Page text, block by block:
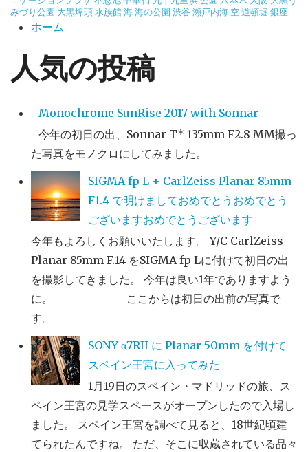
みづり公園 大黒埠頭 水族館海海の公園 渋谷瀬戸内海 空道頓堀 銀座
ホーム
人気の投稿
Monochrome SunRise 2017 with Sonnar
今年の初日の出、Sonnar T* 135mm F2.8 MM撮っ
た写真をモノクロにしてみました。
SIGMA fp L + CarlZeiss Planar 85mm
F1.4 で明けましておめでとうおめでとう
ございますおめでとうございます
今年もよろしくお願いいたします。 Y/C CarlZeiss
Planar 85mm F.14 をSIGMA fp Lに付けて初日の出
を撮影してきました。 今年は良い1年でありますよう
に。 -------------- ここからは初日の出前の写真で
す。
SONY α7RII に Planar 50mm を付けて
スペイン王宮に入ってみた
1月19日のスペイン・マドリッドの旅、ス
ペイン王宮の見学スペースがオープンしたので入場し
ました。 スペイン王宮を調べて見ると、18世紀頃建
てられたんですね。 ただ、そこに収蔵されている品々